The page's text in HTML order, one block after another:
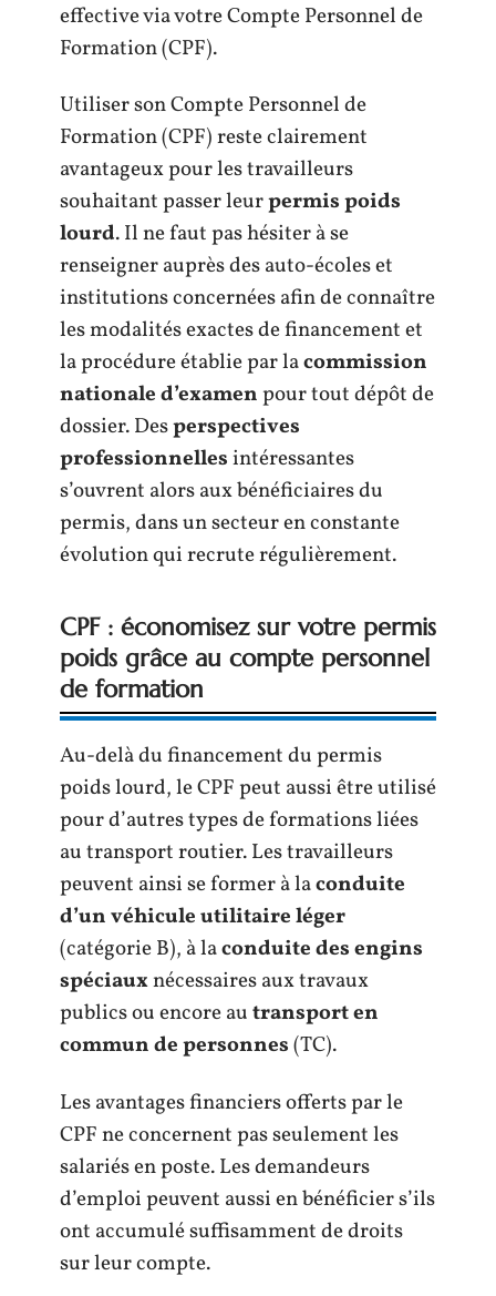
effective via votre Compte Personnel de
Formation (CPF).
Utiliser son Compte Personnel de
Formation (CPF) reste clairement
avantageux pour les travailleurs
souhaitant passer leurpermis poids
lourd. Il ne faut pas hésiter à se
renseigner auprès des auto-écoles et
institutions concernées afin de connaître
les modalités exactes de financement et
la procédure établie par lacommission
nationale d’examenpour tout dépôt de
dossier. Desperspectives
professionnellesintéressantes
s’ouvrent alors aux bénéficiaires du
permis, dans un secteur en constante
évolution qui recrute régulièrement.
CPF : économisez sur votre permis
poids grâce au compte personnel
de formation
Au-delà du financement du permis
poids lourd, le CPF peut aussi être utilisé
pour d’autres types de formations liées
au transport routier. Les travailleurs
peuvent ainsi se former à laconduite
d’un véhicule utilitaire léger
(catégorie B), à laconduite des engins
spéciauxnécessaires aux travaux
publics ou encore autransport en
commun de personnes(TC).
Les avantages financiers offerts par le
CPF ne concernent pas seulement les
salariés en poste. Les demandeurs
d’emploi peuvent aussi en bénéficier s’ils
ont accumulé suffisamment de droits
sur leur compte.